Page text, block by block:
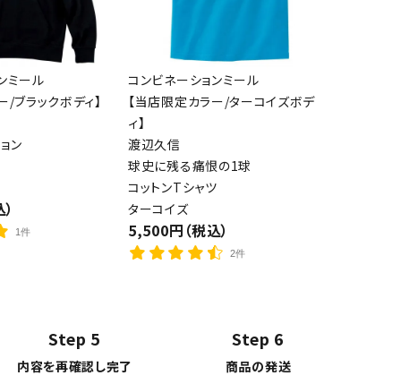
ミール
ブラックボディ】
ン
1件
コンビネーションミール
【当店限定カラー/ターコイズボデ
ィ】
渡辺久信
球史に残る痛恨の1球
コットンTシャツ
ターコイズ
5,500円（税込）
2件
Step 5
内容を再確認し完了
Step 6
商品の発送